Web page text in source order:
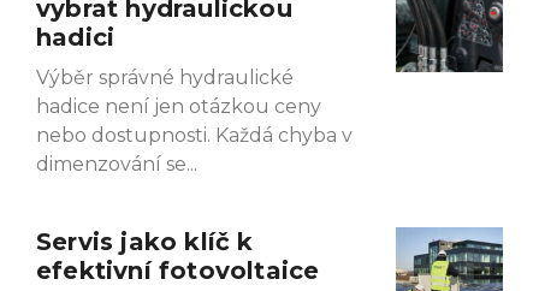
vybrat hydraulickou
hadici
Výběr správné hydraulické
hadice není jen otázkou ceny
nebo dostupnosti. Každá chyba v
dimenzování se
Servis jako klíč k
efektivní fotovoltaice